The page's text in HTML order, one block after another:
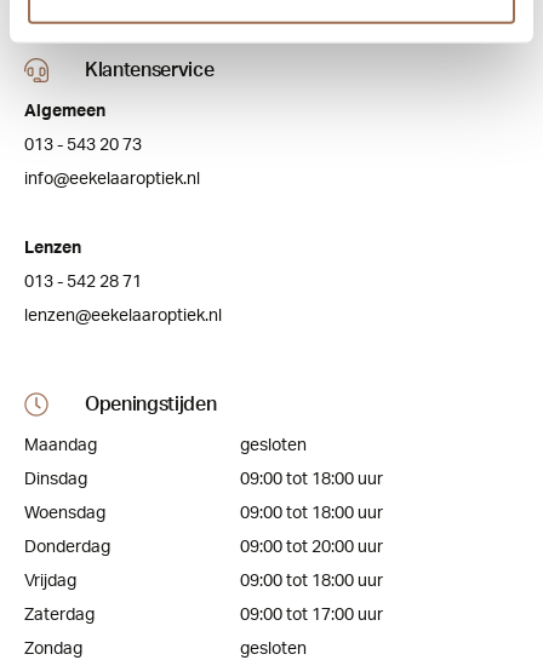
Klantenservice
Algemeen
013 - 543 20 73
info@eekelaaroptiek.nl
Lenzen
013 - 542 28 71
lenzen@eekelaaroptiek.nl
Openingstijden
Maandag
gesloten
Dinsdag
09:00 tot 18:00 uur
Woensdag
09:00 tot 18:00 uur
Donderdag
09:00 tot 20:00 uur
Vrijdag
09:00 tot 18:00 uur
Zaterdag
09:00 tot 17:00 uur
Zondag
gesloten